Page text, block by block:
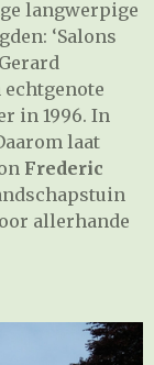
langwerpige
‘Salons
echtgenote
in 1996. In
laat
Frederic
allerhande